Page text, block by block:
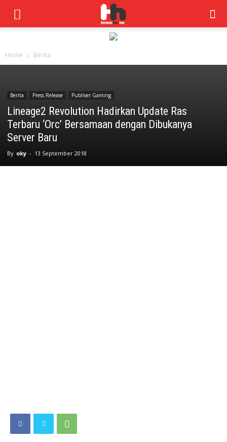
Home Berita
Berita Press Release Publiser Gaming
Lineage2 Revolution Hadirkan Update Ras
Terbaru ‘Orc’ Bersamaan dengan Dibukanya
Server Baru
By oky - 13 September 2018